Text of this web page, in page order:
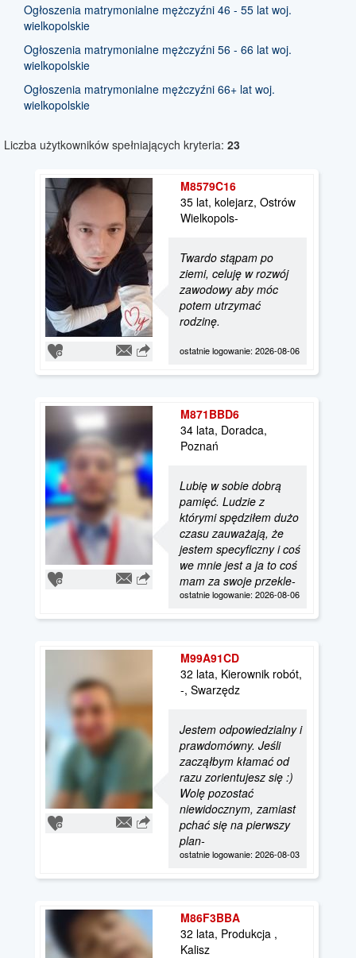
Ogłoszenia matrymonialne mężczyźni 46 - 55 lat woj.
wielkopolskie
Ogłoszenia matrymonialne mężczyźni 56 - 66 lat woj.
wielkopolskie
Ogłoszenia matrymonialne mężczyźni 66+ lat woj.
wielkopolskie
Liczba użytkowników spełniających kryteria: 23
M8579C16
35 lat, kolejarz, Ostrów
Wielkopols-
Twardo stąpam po
ziemi, celuję w rozwój
zawodowy aby móc
potem utrzymać
rodzinę.
ostatnie logowanie: 2026-08-06
M871BBD6
34 lata, Doradca,
Poznań
Lubię w sobie dobrą
pamięć. Ludzie z
którymi spędziłem dużo
czasu zauważają, że
jestem specyficzny i coś
we mnie jest a ja to coś
mam za swoje przekle-
ostatnie logowanie: 2026-08-06
M99A91CD
32 lata, Kierownik robót,
-, Swarzędz
Jestem odpowiedzialny i
prawdomówny. Jeśli
zacząłbym kłamać od
razu zorientujesz się :)
Wolę pozostać
niewidocznym, zamiast
pchać się na pierwszy
plan-
ostatnie logowanie: 2026-08-03
M86F3BBA
32 lata, Produkcja ,
Kalisz